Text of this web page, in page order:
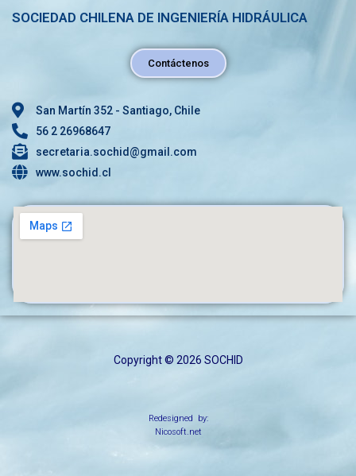
SOCIEDAD CHILENA DE INGENIERÍA HIDRÁULICA
Contáctenos
San Martín 352 - Santiago, Chile
56 2 26968647
secretaria.sochid@gmail.com
www.sochid.cl
Copyright © 2026 SOCHID
Redesigned by:
Nicosoft.net